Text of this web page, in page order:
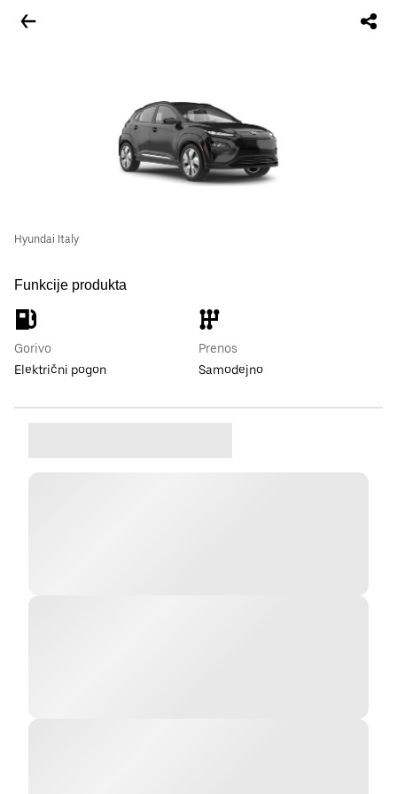
Hyundai Italy
Funkcije produkta
Gorivo
Električni pogon
Prenos
Samodejno